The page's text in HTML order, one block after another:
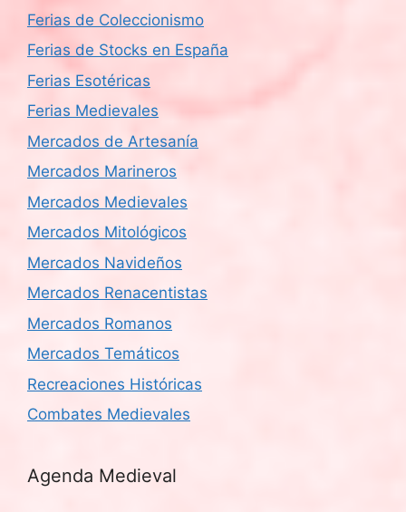
Ferias de Coleccionismo
Ferias de Stocks en España
Ferias Esotéricas
Ferias Medievales
Mercados de Artesanía
Mercados Marineros
Mercados Medievales
Mercados Mitológicos
Mercados Navideños
Mercados Renacentistas
Mercados Romanos
Mercados Temáticos
Recreaciones Históricas
Combates Medievales
Agenda Medieval